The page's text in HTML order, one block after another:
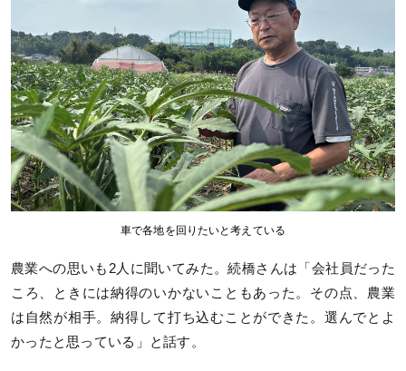
車で各地を回りたいと考えている
農業への思いも2人に聞いてみた。続橋さんは「会社員だった
ころ、ときには納得のいかないこともあった。その点、農業
は自然が相手。納得して打ち込むことができた。選んでとよ
かったと思っている」と話す。